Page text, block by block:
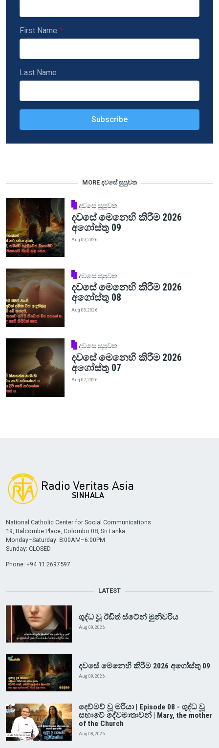
First Name
Last Name
MORE දවසේ සුපුවත
දවසේ සුපුවත
දවසේ මෙනෙහි කිරීම 2026
අගෝස්තු 09
Aug 09, 2026
දවසේ සුපුවත
දවසේ මෙනෙහි කිරීම 2026
අගෝස්තු 08
Aug 08, 2026
දවසේ සුපුවත
දවසේ මෙනෙහි කිරීම 2026
අගෝස්තු 07
Aug 07, 2026
National Catholic Center for Social Communications
19, Balcombe Place, Colombo 08, Sri Lanka
Monday–Saturday: 8:00AM–6:00PM
Sunday: CLOSED
Phone: +94 11 2697597
LATEST
ශුද්ධ වූ ඊඩිත් ස්ටේන් මුනිවරිය
Aug 09, 2026
දවසේ මෙනෙහි කිරීම 2026 අගෝස්තු 09
Aug 09, 2026
දෙව්මව් වූ මරියා | Episode 08 - ශුද්ධ වූ
සභාවේ දේවමාතාවන් | Mary, the mother
of the Church
Aug 08, 2026